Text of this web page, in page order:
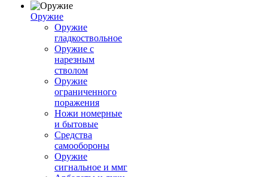
Оружие
Оружие
гладкоствольное
Оружие с
нарезным
стволом
Оружие
ограниченного
поражения
Ножи номерные
и бытовые
Средства
самообороны
Оружие
сигнальное и ммг